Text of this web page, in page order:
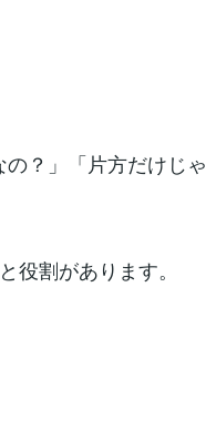
？」「片方だけじゃ
役割があります。